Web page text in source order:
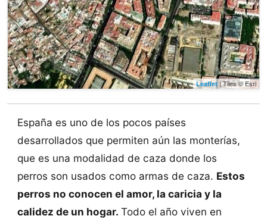
Leaflet | Tiles © Esri
España es uno de los pocos países
desarrollados que permiten aún las monterías,
que es una modalidad de caza donde los
perros son usados como armas de caza. Estos
perros no conocen el amor, la caricia y la
calidez de un hogar. Todo el año viven en